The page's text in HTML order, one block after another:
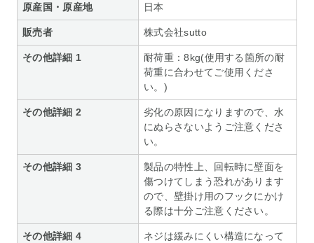
原産国・原産地 日本
販売者 株式会社sutto
その他詳細 1
耐荷重：8kg(使用する箇所の耐
荷重に合わせてご使用くださ
い。)
その他詳細 2
劣化の原因になりますので、水
にぬらさないようご注意くださ
い。
その他詳細 3
製品の特性上、回転時に壁面を
傷つけてしまう恐れがあります
ので、壁掛け用のフックにかけ
る際は十分ご注意ください。
その他詳細 4
ネジは緩みにくい構造になって